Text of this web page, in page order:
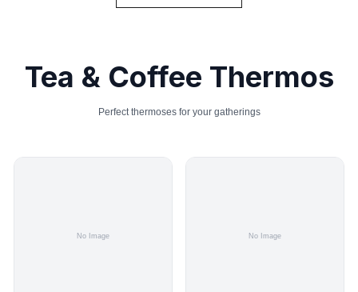
Tea & Coffee Thermos
Perfect thermoses for your gatherings